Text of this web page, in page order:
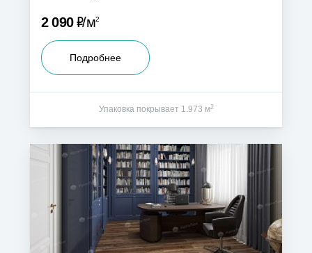
2 090Р м2
Подробнее
Упаковка покрывает 1.973 м2